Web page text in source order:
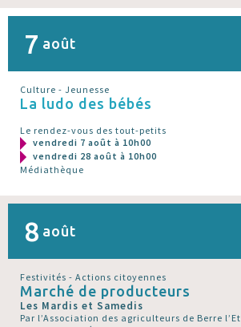
7 août
Culture - Jeunesse
La ludo des bébés
Le rendez-vous des tout-petits
vendredi 7 août à 10h00
vendredi 28 août à 10h00
Médiathèque
8 août
Festivités - Actions citoyennes
Marché de producteurs
Les Mardis et Samedis
Par l’Association des agriculteurs de Berre